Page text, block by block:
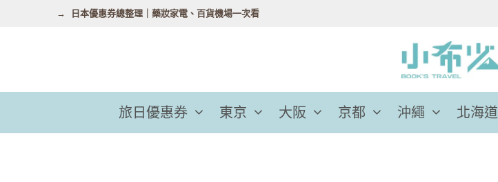
容
日本優惠券總整理｜藥妝家電、百貨機場一次看
旅日優惠券 東京 大阪 京都 沖繩 北海道